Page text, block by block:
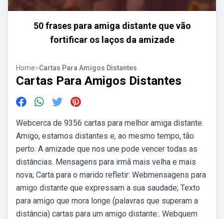
50 frases para amiga distante que vão
fortificar os laços da amizade
Home>Cartas Para Amigos Distantes
Cartas Para Amigos Distantes
Webcerca de 9356 cartas para melhor amiga distante.
Amigo, estamos distantes e, ao mesmo tempo, tão
perto. A amizade que nos une pode vencer todas as
distâncias. Mensagens para irmã mais velha e mais
nova; Carta para o marido refletir: Webmensagens para
amigo distante que expressam a sua saudade; Texto
para amigo que mora longe (palavras que superam a
distância) cartas para um amigo distante:. Webquem